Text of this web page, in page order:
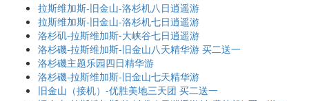
拉斯维加斯-旧金山-洛杉机八日逍遥游
拉斯维加斯-旧金山-洛杉机七日逍遥游
洛杉矶-拉斯维加斯-大峡谷七日逍遥游
洛杉磯-拉斯维加斯-旧金山八天精华游 买二送一
洛杉磯主题乐园四日精华游
洛杉磯-拉斯维加斯-旧金山七天精华游
旧金山（接机）-优胜美地三天团 买二送一